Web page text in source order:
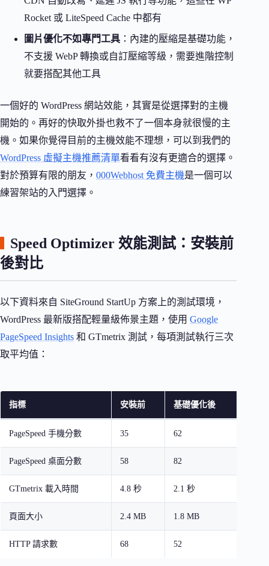
Rocket 或 LiteSpeed Cache 中都有
圖片優化不如專門工具 ：內建的壓縮是基礎功能，
不支援 WebP 轉換或自訂壓縮等級，需要進階控制
就要搭配其他工具
一個好的 WordPress 網站效能，其實是從選擇對的主機
開始的。再好的快取外掛也救不了一個本身就很慢的主
機。如果你覺得目前的主機效能不理想，可以到我們的
WordPress 虛擬主機推薦清單看看有沒有更適合的選擇。
對於預算有限的朋友， 000Webhost 免費主機是一個可以
練習架站的入門選擇。
Speed Optimizer 效能測試：安裝前
後對比
以下資料來自 SiteGround StartUp 方案上的測試環境，
WordPress 最新版搭配輕量級佈景主題，使用 Google
PageSpeed Insights 和 GTmetrix 測試，每項測試執行三次
取平均值：
指標 安裝前 基礎優化後
PageSpeed 手機分數 35 62
PageSpeed 桌面分數 58 82
GTmetrix 載入時間 4.8 秒 2.1 秒
頁面大小 2.4 MB 1.8 MB
HTTP 請求數 68 52